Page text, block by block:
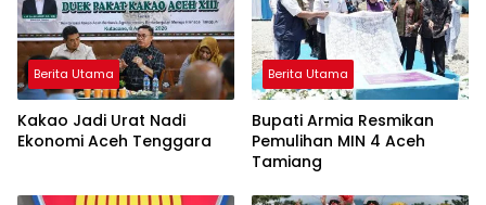
Berita Utama
Kakao Jadi Urat Nadi
Ekonomi Aceh Tenggara
Berita Utama
Bupati Armia Resmikan
Pemulihan MIN 4 Aceh
Tamiang